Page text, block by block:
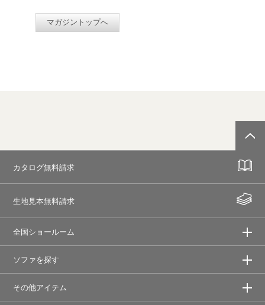
マガジントップへ
カタログ無料請求
生地見本無料請求
全国ショールーム
ソファを探す
その他アイテム